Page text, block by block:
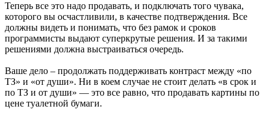
Теперь все это надо продавать, и подключать того чувака,
которого вы осчастливили, в качестве подтверждения. Все
должны видеть и понимать, что без рамок и сроков
программисты выдают суперкрутые решения. И за такими
решениями должна выстраиваться очередь.
Ваше дело – продолжать поддерживать контраст между «по
ТЗ» и «от души». Ни в коем случае не стоит делать «в срок и
по ТЗ и от души» — это все равно, что продавать картины по
цене туалетной бумаги.